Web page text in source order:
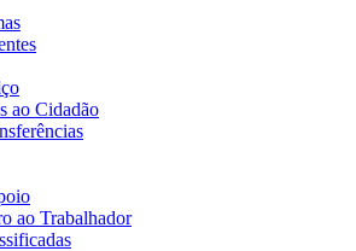
ao Cidadão
ao Trabalhador